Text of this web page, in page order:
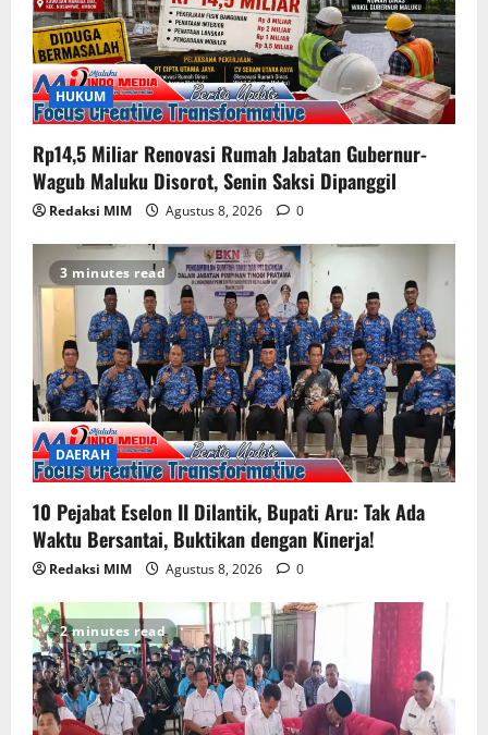
HUKUM
Rp14,5 Miliar Renovasi Rumah Jabatan Gubernur-
Wagub Maluku Disorot, Senin Saksi Dipanggil
Redaksi MIM Agustus 8, 2026 0
3 minutes read
DAERAH
10 Pejabat Eselon II Dilantik, Bupati Aru: Tak Ada
Waktu Bersantai, Buktikan dengan Kinerja!
Redaksi MIM Agustus 8, 2026 0
2 minutes read